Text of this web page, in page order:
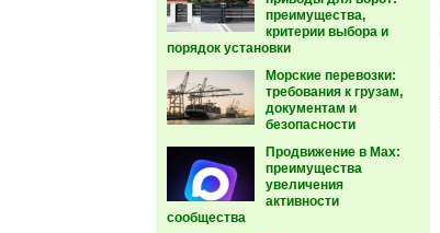
преимущества,
критерии выбора и
порядок установки
Морские перевозки:
требования к грузам,
документам и
безопасности
Продвижение в Max:
преимущества
увеличения
активности
сообщества